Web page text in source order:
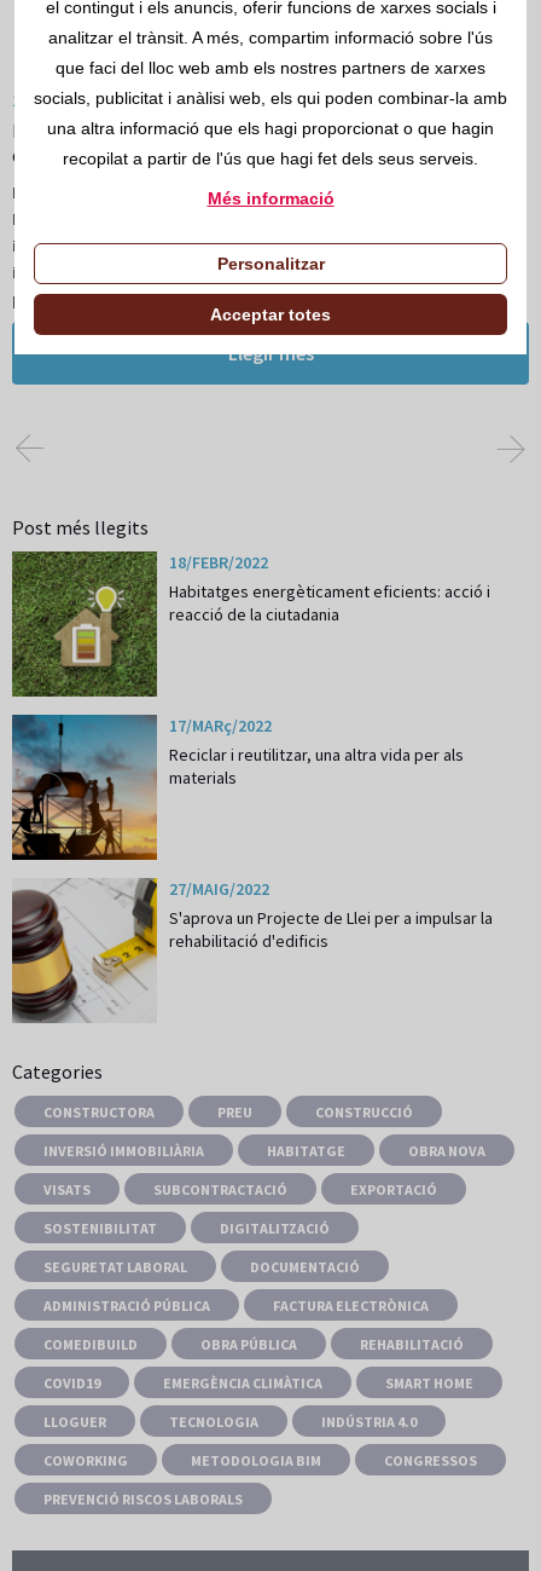
10/GEN/2020
La Fundació Laboral de la Construcció amplia el seu arxiu
documental amb noves eines online
La Fundació Laboral de la Construcció, amb el finançament de la Fundació
Estatal per a la Prevenció de Riscos Laborals, ha creat cinc guies
interactives gratuïtes i dues pàgines web destinades a la formació,
informació i assessorament tècnic en qüestions relacionades amb la
prevenció de riscos específics de la construcció
Llegir més
Post més llegits
18/FEBR/2022
Habitatges energèticament eficients: acció i
reacció de la ciutadania
17/MARç/2022
Reciclar i reutilitzar, una altra vida per als
materials
27/MAIG/2022
S'aprova un Projecte de Llei per a impulsar la
rehabilitació d'edificis
Categories
CONSTRUCTORA PREU CONSTRUCCIÓ
INVERSIÓ IMMOBILIÀRIA HABITATGE OBRA NOVA
VISATS SUBCONTRACTACIÓ EXPORTACIÓ
SOSTENIBILITAT DIGITALITZACIÓ
SEGURETAT LABORAL DOCUMENTACIÓ
ADMINISTRACIÓ PÚBLICA FACTURA ELECTRÒNICA
COMEDIBUILD OBRA PÚBLICA REHABILITACIÓ
COVID19 EMERGÈNCIA CLIMÀTICA SMART HOME
LLOGUER TECNOLOGIA INDÚSTRIA 4.0
COWORKING METODOLOGIA BIM CONGRESSOS
PREVENCIÓ RISCOS LABORALS
el contingut i els anuncis, oferir funcions de xarxes socials i
analitzar el trànsit. A més, compartim informació sobre l'ús
que faci del lloc web amb els nostres partners de xarxes
socials, publicitat i anàlisi web, els qui poden combinar-la amb
una altra informació que els hagi proporcionat o que hagin
recopilat a partir de l'ús que hagi fet dels seus serveis.
Més informació
Personalitzar
Acceptar totes